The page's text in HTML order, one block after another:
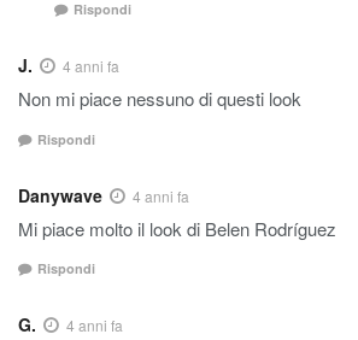
Rispondi
J. 4 anni fa
Non mi piace nessuno di questi look
Rispondi
Danywave 4 anni fa
Mi piace molto il look di Belen Rodríguez
Rispondi
G. 4 anni fa